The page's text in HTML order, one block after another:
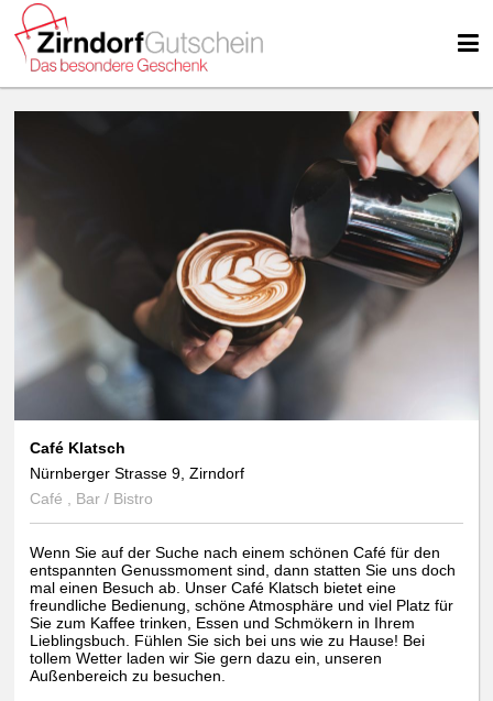
Café Klatsch
Nürnberger Strasse 9, Zirndorf
Café , Bar / Bistro
Wenn Sie auf der Suche nach einem schönen Café für den
entspannten Genussmoment sind, dann statten Sie uns doch
mal einen Besuch ab. Unser Café Klatsch bietet eine
freundliche Bedienung, schöne Atmosphäre und viel Platz für
Sie zum Kaffee trinken, Essen und Schmökern in Ihrem
Lieblingsbuch. Fühlen Sie sich bei uns wie zu Hause! Bei
tollem Wetter laden wir Sie gern dazu ein, unseren
Außenbereich zu besuchen.